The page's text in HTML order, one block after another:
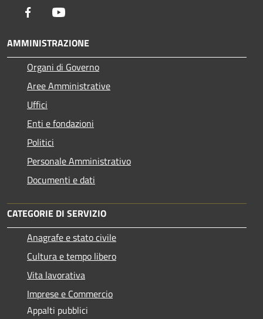
Facebook
AMMINISTRAZIONE
Organi di Governo
Aree Amministrative
Uffici
Enti e fondazioni
Politici
Personale Amministrativo
Documenti e dati
CATEGORIE DI SERVIZIO
Anagrafe e stato civile
Cultura e tempo libero
Vita lavorativa
Imprese e Commercio
Appalti pubblici